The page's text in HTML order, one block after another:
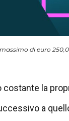
di euro
costante la
a